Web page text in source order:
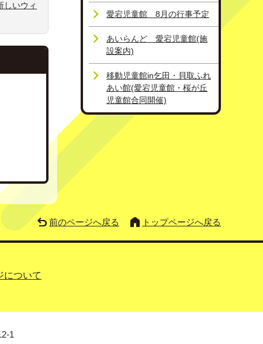
しいウィ
愛宕児童館 8月の行事予定
あいらんど 愛宕児童館(施
設案内)
移動児童館in乞田・貝取ふれ
あい館(愛宕児童館・桜が丘
児童館合同開催)
前のページへ戻る トップページへ戻る
について
1